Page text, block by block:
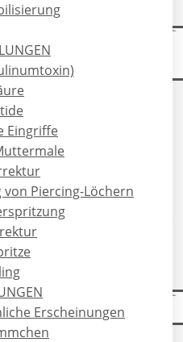
Eingriffe
Piercing-Löchern
Erscheinungen
Universitätsklinik